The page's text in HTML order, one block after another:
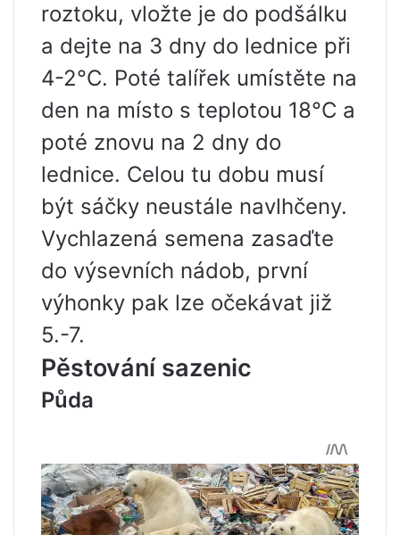
roztoku, vložte je do podšálku
a dejte na 3 dny do lednice při
4-2°C. Poté talířek umístěte na
den na místo s teplotou 18°C ​​a
poté znovu na 2 dny do
lednice. Celou tu dobu musí
být sáčky neustále navlhčeny.
Vychlazená semena zasaďte
do výsevních nádob, první
výhonky pak lze očekávat již
5.-7.
Pěstování sazenic
Půda